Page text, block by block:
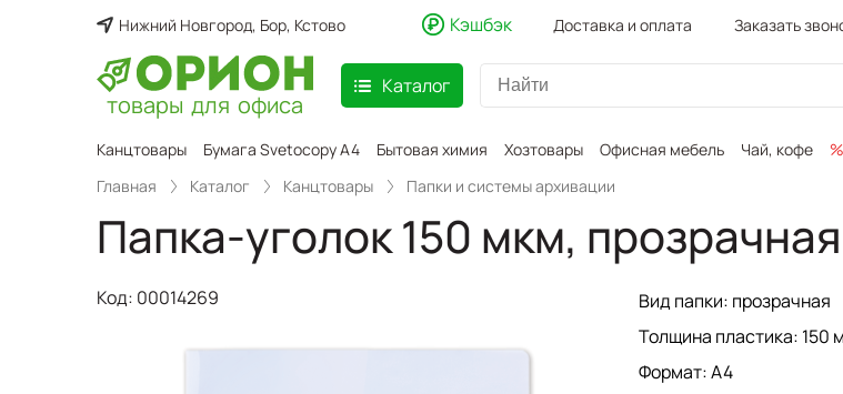
Нижний Новгород, Бор, Кстово Кэшбэк Доставка и оплата Заказать
товары для офиса
Каталог
Канцтовары Бумага Svetocopy A4 Бытовая химия Хозтовары Офисная мебель Чай, кофе
Главная Каталог Канцтовары Папки и системы архивации
Папка-уголок 150 мкм, прозрачная
Код: 00014269
Вид папки: прозрачная
Толщина пластика: 150
Формат: А4